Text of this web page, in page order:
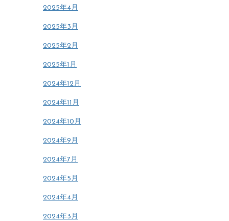
2025年4月
2025年3月
2025年2月
2025年1月
2024年12月
2024年11月
2024年10月
2024年9月
2024年7月
2024年5月
2024年4月
2024年3月